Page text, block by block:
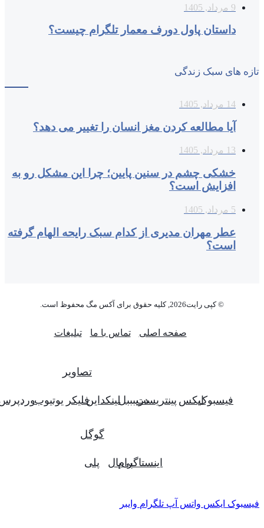
9 مرداد, 1405
داستان پاول دورف معمار تلگرام چیست؟
تازه های سبک زندگی
14 مرداد, 1405
آیا مطالعه کردن مغز انسان را تغییر می‌ دهد؟
13 مرداد, 1405
خشکی چشم در سنین پایین؛ چرا این مشکل رو به
افزایش است؟
5 مرداد, 1405
عطر مهران مدیری از کدام سبک رایحه الهام گرفته
است؟
© کپی رایت2026, کلیه حقوق برای آکس مگ محفوظ است.
صفحه اصلی تماس با ما تبلیغات
فیسبوکایکس پینتریستدریبببللینکداین
تصاویر
فلیکر یوتیوبوردپرس
اینستاگرام
پی‌پال
گوگل
پلی
فیسبوک ایکس واتس آپ تلگرام وایبر